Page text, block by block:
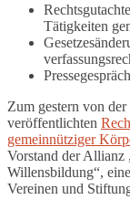
Tätigkeiten
Zum gestern von
veröffentlichten
gemeinnütziger
Vorstand der Allianz
Willensbildung“,
Vereinen und